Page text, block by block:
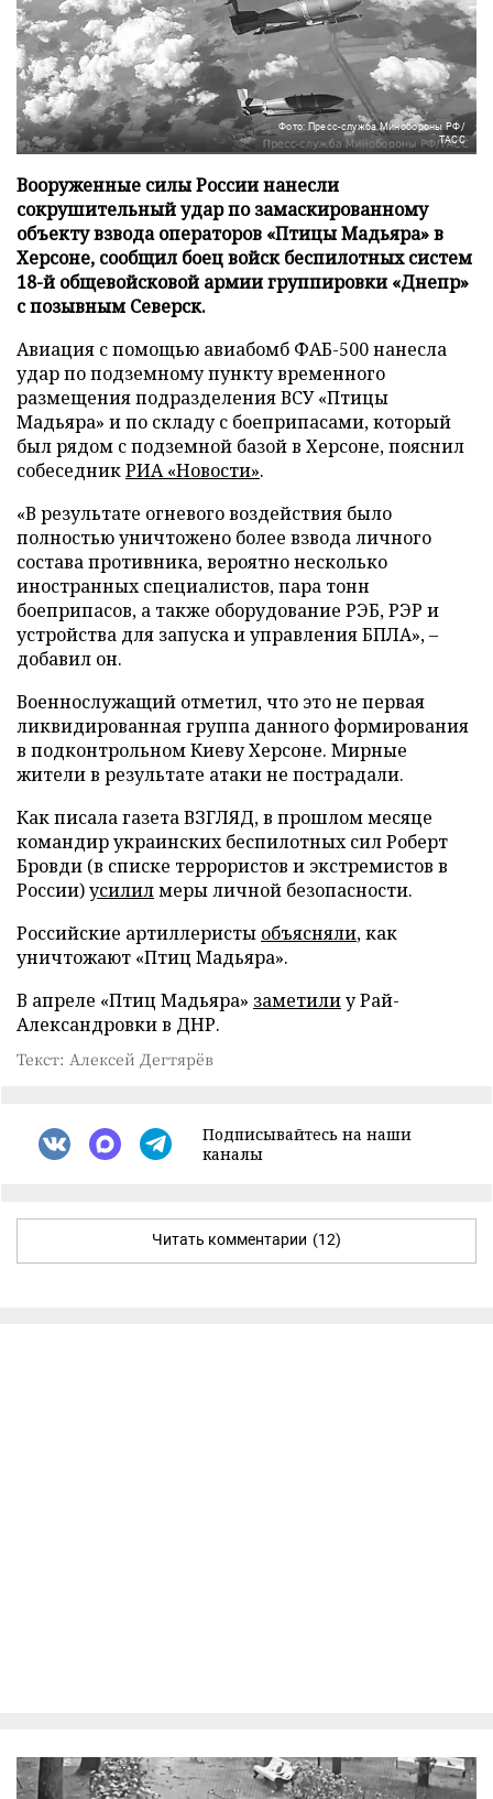
Фото: Пресс-служба Минобороны РФ/
ТАСС
Вооруженные силы России нанесли
сокрушительный удар по замаскированному
объекту взвода операторов «Птицы Мадьяра» в
Херсоне, сообщил боец войск беспилотных систем
18-й общевойсковой армии группировки «Днепр»
с позывным Северск.
Авиация с помощью авиабомб ФАБ-500 нанесла
удар по подземному пункту временного
размещения подразделения ВСУ «Птицы
Мадьяра» и по складу с боеприпасами, который
был рядом с подземной базой в Херсоне, пояснил
собеседникРИА «Новости».
«В результате огневого воздействия было
полностью уничтожено более взвода личного
состава противника, вероятно несколько
иностранных специалистов, пара тонн
боеприпасов, а также оборудование РЭБ, РЭР и
устройства для запуска и управления БПЛА», –
добавил он.
Военнослужащий отметил, что это не первая
ликвидированная группа данного формирования
в подконтрольном Киеву Херсоне. Мирные
жители в результате атаки не пострадали.
Как писала газета ВЗГЛЯД, в прошлом месяце
командир украинских беспилотных сил Роберт
Бровди (в списке террористов и экстремистов в
России)усилилмеры личной безопасности.
Российские артиллеристы объясняли, как
уничтожают «Птиц Мадьяра».
В апреле «Птиц Мадьяра» заметилиу Рай-
Александровки в ДНР.
Текст: Алексей Дегтярёв
Подписывайтесь на наши
каналы
Читать комментарии (12)